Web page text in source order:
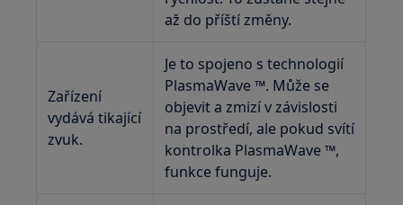
až do příští změny.
Zařízení
vydává tikající
zvuk.
Je to spojeno s technologií
PlasmaWave ™. Může se
objevit a zmizí v závislosti
na prostředí, ale pokud svítí
kontrolka PlasmaWave ™,
funkce funguje.